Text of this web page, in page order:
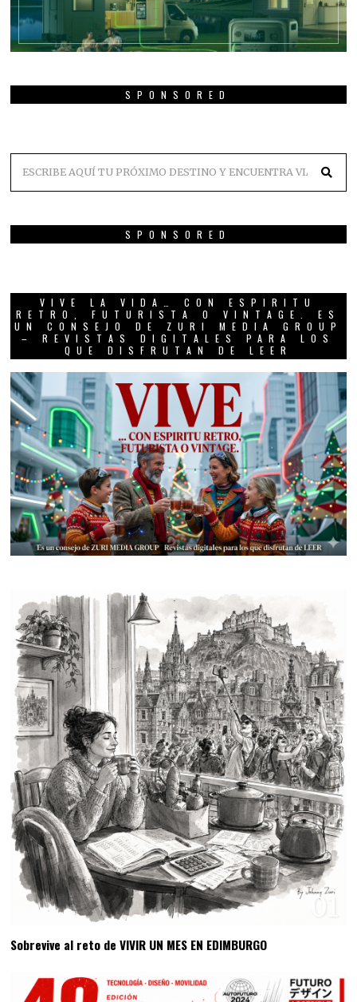
SPONSORED
SPONSORED
VIVE LA VIDA… CON ESPIRITU
RETRO, FUTURISTA O VINTAGE. ES
UN CONSEJO DE ZURI MEDIA GROUP
– REVISTAS DIGITALES PARA LOS
QUE DISFRUTAN DE LEER
01
Sobrevive al reto de VIVIR UN MES EN EDIMBURGO